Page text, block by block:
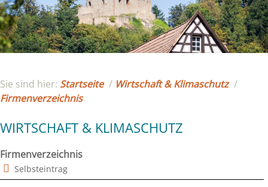
Sie sind hier: Startseite / Wirtschaft & Klimaschutz /
Firmenverzeichnis
WIRTSCHAFT & KLIMASCHUTZ
Firmenverzeichnis
Selbsteintrag